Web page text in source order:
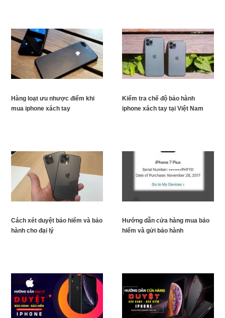
Hàng loạt ưu nhược điểm khi
mua iphone xách tay
Kiểm tra chế độ bảo hành
iphone xách tay tại Việt Nam
Cách xét duyệt bảo hiểm và bảo
hành cho đại lý
Hướng dẫn cửa hàng mua bảo
hiểm và gửi bảo hành